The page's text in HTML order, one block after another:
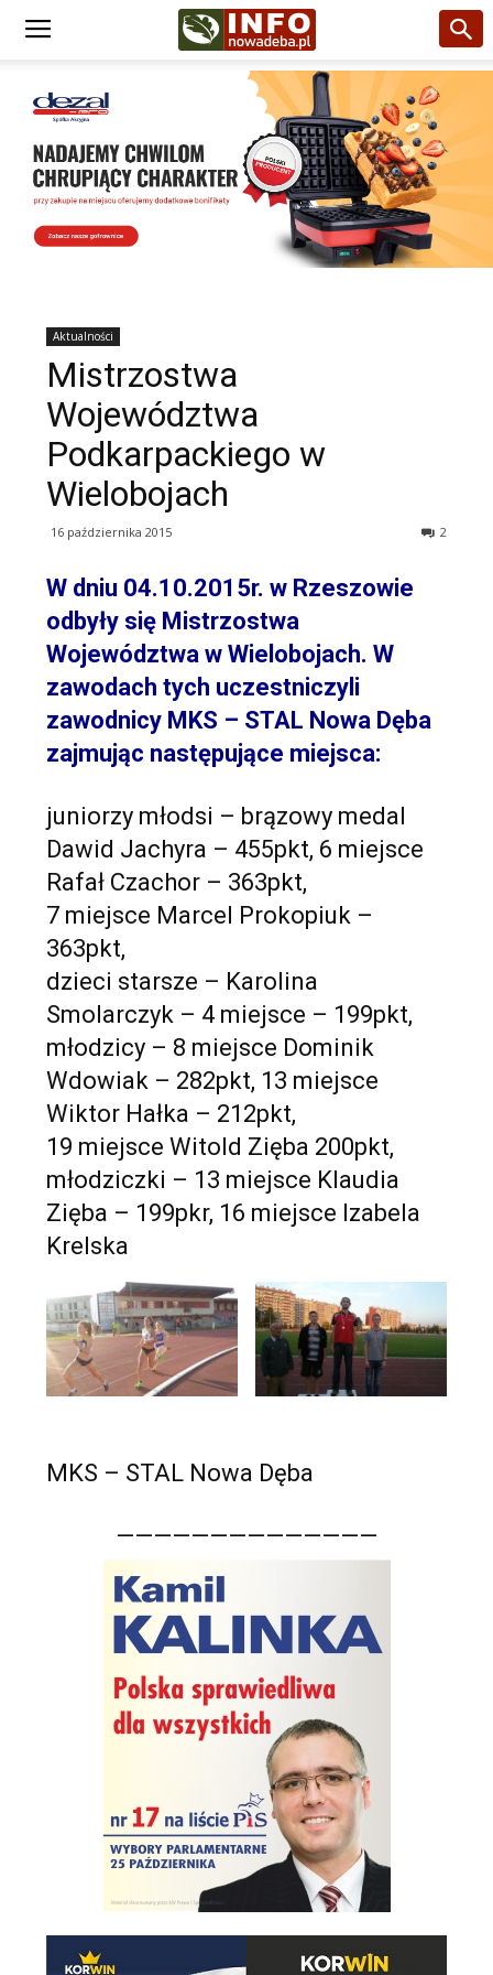
Aktualności
Mistrzostwa
Województwa
Podkarpackiego w
Wielobojach
16 października 2015 2
W dniu 04.10.2015r. w Rzeszowie
odbyły się Mistrzostwa
Województwa w Wielobojach. W
zawodach tych uczestniczyli
zawodnicy MKS – STAL Nowa Dęba
zajmując następujące miejsca:
juniorzy młodsi – brązowy medal
Dawid Jachyra – 455pkt, 6 miejsce
Rafał Czachor – 363pkt,
7 miejsce Marcel Prokopiuk –
363pkt,
dzieci starsze – Karolina
Smolarczyk – 4 miejsce – 199pkt,
młodzicy – 8 miejsce Dominik
Wdowiak – 282pkt, 13 miejsce
Wiktor Hałka – 212pkt,
19 miejsce Witold Zięba 200pkt,
młodziczki – 13 miejsce Klaudia
Zięba – 199pkr, 16 miejsce Izabela
Krelska
MKS – STAL Nowa Dęba
——————————————